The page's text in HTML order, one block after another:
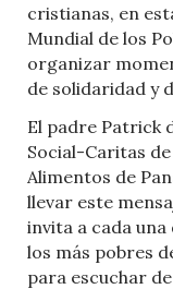
cristianas, en
Mundial de los
organizar
de solidaridad y
El padre Patrick
Social-Caritas
Alimentos de
llevar este
invita a cada una
los más pobres
para escuchar